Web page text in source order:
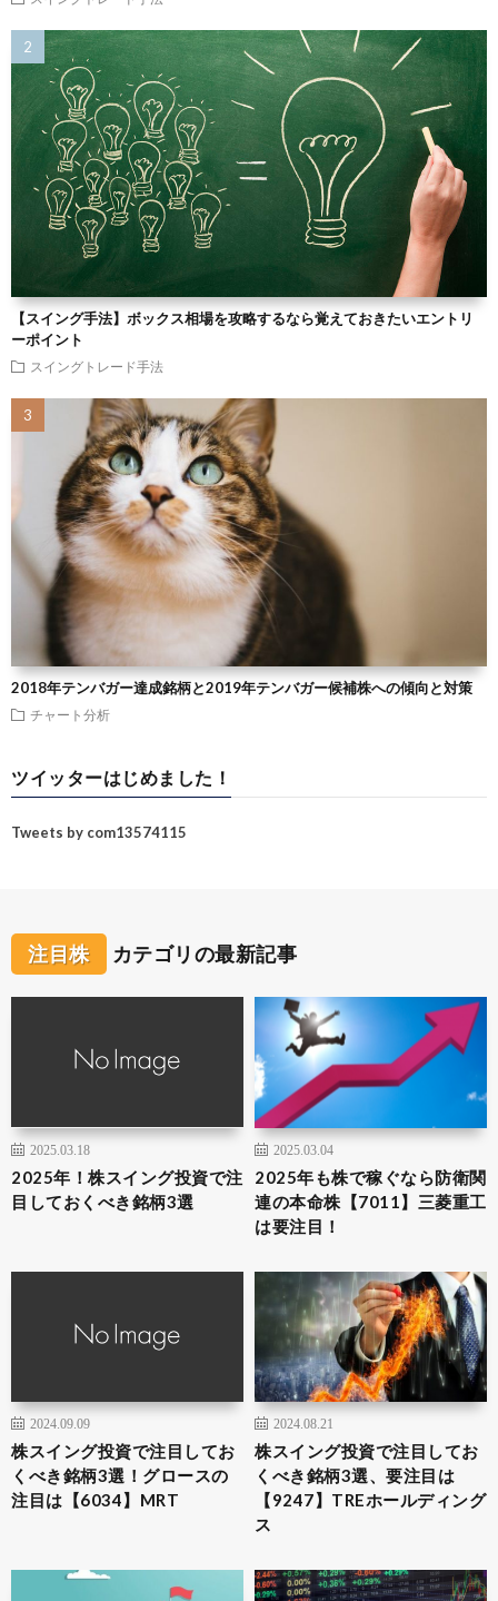
【スイング手法】ボックス相場を攻略するなら覚えておきたいエントリ
ーポイント
スイングトレード手法
2018年テンバガー達成銘柄と2019年テンバガー候補株への傾向と対策
チャート分析
ツイッターはじめました！
Tweets by com13574115
注目株 カテゴリの最新記事
2025.03.18
2025年！株スイング投資で注
目しておくべき銘柄3選
2025.03.04
2025年も株で稼ぐなら防衛関
連の本命株【7011】三菱重工
は要注目！
2024.09.09
株スイング投資で注目してお
くべき銘柄3選！グロースの
注目は【6034】MRT
2024.08.21
株スイング投資で注目してお
くべき銘柄3選、要注目は
【9247】TREホールディング
ス